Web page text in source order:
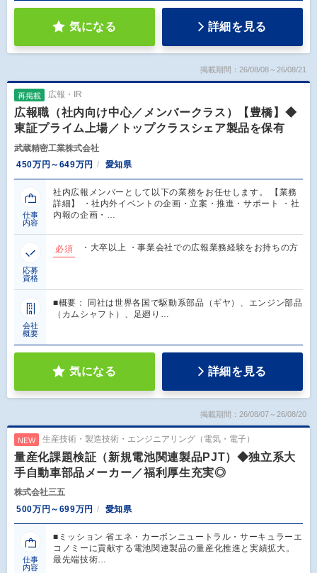
気になる 詳細を見る
掲載期間：26/08/08～26/08/21
再掲載 広報・IR
広報職（社内向け中心／メンバークラス）【豊橋】◆
東証プライム上場／トップクラスシェア製品を保有
武蔵精密工業株式会社
450万円～649万円
愛知県
仕事
内容
社内広報メンバーとして以下の業務をお任せします。 【業務
詳細】 ・社内外イベントの企画・立案・推進・サポート ・社
内報の企画・…
応募
資格
必須 ・大卒以上 ・事業会社での広報業務経験をお持ちの方
会社
概要
■概要： 同社は世界各国で駆動系部品（ギヤ）、エンジン部品
（カムシャフト）、足廻り…
気になる 詳細を見る
掲載期間：26/08/07～26/08/20
NEW 生産技術・製造技術・エンジニアリング（電気・電子）
量産化課題検証（新規電池関連製品PJT）◆独立系大
手自動車部品メーカー／福利厚生充実◎
株式会社三五
500万円～699万円
愛知県
仕事
内容
■ミッション 省エネ・カーボンニュートラル・サーキュラーエ
コノミーに貢献する電池関連製品の量産化推進と実績拡大。
最先端技術…